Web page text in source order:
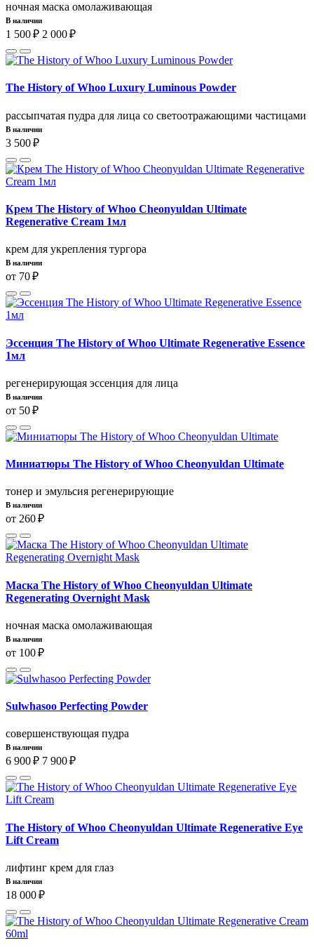
ночная маска омолаживающая
В наличии
1 500 ₽ 2 000 ₽
The History of Whoo Luxury Luminous Powder
рассыпчатая пудра для лица со светоотражающими частицами
В наличии
3 500 ₽
Крем The History of Whoo Cheonyuldan Ultimate
Regenerative Cream 1мл
крем для укрепления тургора
В наличии
от 70 ₽
Эссенция The History of Whoo Ultimate Regenerative Essence
1мл
регенерирующая эссенция для лица
В наличии
от 50 ₽
Миниатюры The History of Whoo Cheonyuldan Ultimate
тонер и эмульсия регенерирующие
В наличии
от 260 ₽
Маска The History of Whoo Cheonyuldan Ultimate
Regenerating Overnight Mask
ночная маска омолаживающая
В наличии
от 100 ₽
Sulwhasoo Perfecting Powder
совершенствующая пудра
В наличии
6 900 ₽ 7 900 ₽
The History of Whoo Cheonyuldan Ultimate Regenerative Eye
Lift Cream
лифтинг крем для глаз
В наличии
18 000 ₽